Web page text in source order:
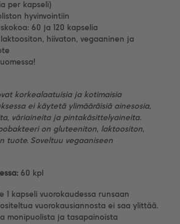
per kapseli)
hyvinvointiin
60 ja 120 kapselia
hiivaton, vegaaninen ja
korkealaatuisia ja kotimaisia
ei käytetä ylimääräisiä ainesosia,
väriaineita ja pintakäsittelyaineita.
on gluteeniton, laktoositon,
tuote. Soveltuu vegaaniseen
60 kpl
1 kapseli vuorokaudessa runsaan
vuorokausiannosta ei saa ylittää.
monipuolista ja tasapainoista